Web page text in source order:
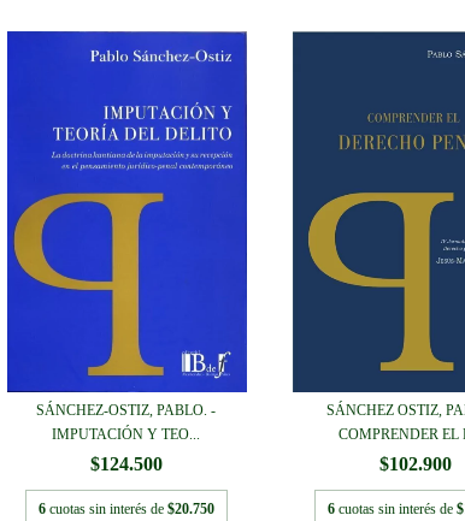
SÁNCHEZ-OSTIZ, PABLO. -
IMPUTACIÓN Y TEO...
$124.500
6 cuotas sin interés de $20.750
SÁNCHEZ OSTIZ,
COMPRENDER EL
$102.900
6 cuotas sin interés de